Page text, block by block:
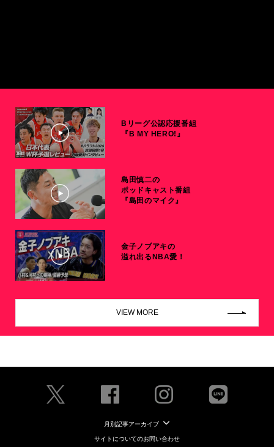
Bリーグ公認応援番組
『B MY HERO!』
島田慎二の
ポッドキャスト番組
『島田のマイク』
金子ノブアキの
溢れ出るNBA愛！
VIEW MORE
月別記事アーカイブ
サイトについてのお問い合わせ